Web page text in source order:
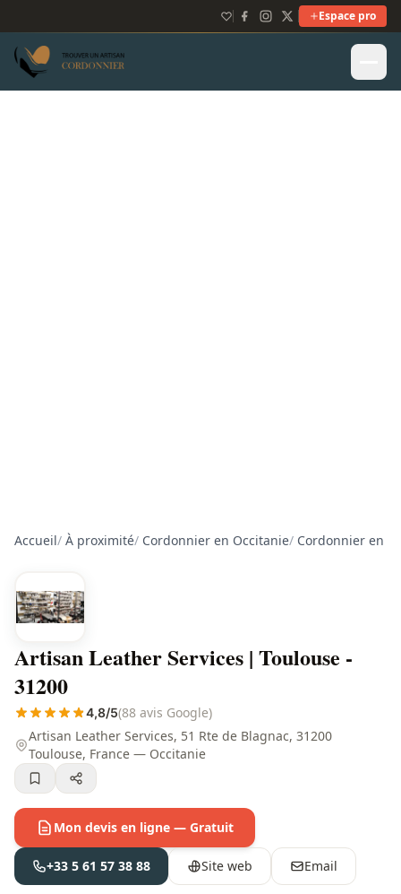
Espace pro
Accueil/ À proximité/ Cordonnier en Occitanie/ Cordonnier en
Artisan Leather Services | Toulouse -
31200
4,8/5(88 avis Google)
Artisan Leather Services, 51 Rte de Blagnac, 31200
Toulouse, France — Occitanie
Mon devis en ligne — Gratuit
+33 5 61 57 38 88 Site web Email